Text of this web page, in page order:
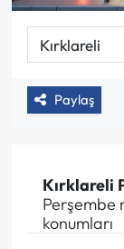
Paylaş
Kırklareli
Perşembe
konumları